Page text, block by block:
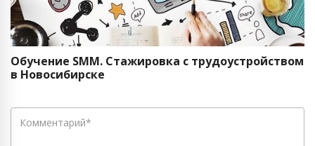
Обучение SMM. Стажировка с трудоустройством
в Новосибирске